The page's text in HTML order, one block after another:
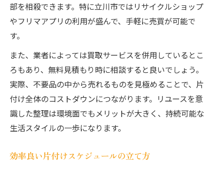
部を相殺できます。特に立川市ではリサイクルショップ
やフリマアプリの利用が盛んで、手軽に売買が可能で
す。
また、業者によっては買取サービスを併用しているとこ
ろもあり、無料見積もり時に相談すると良いでしょう。
実際、不要品の中から売れるものを見極めることで、片
付け全体のコストダウンにつながります。リユースを意
識した整理は環境面でもメリットが大きく、持続可能な
生活スタイルの一歩になります。
効率良い片付けスケジュールの立て方